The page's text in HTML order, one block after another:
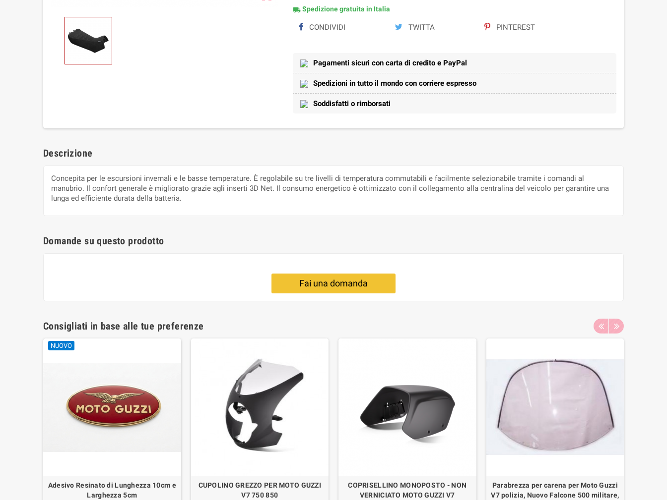
local_shippingSpedizione gratuita in Italia
CONDIVIDI TWITTA PINTEREST
Pagamenti sicuri con carta di credito e PayPal
Spedizioni in tutto il mondo con corriere espresso
Soddisfatti o rimborsati
Descrizione
Concepita per le escursioni invernali e le basse temperature. È regolabile su tre livelli di temperatura commutabili e facilmente selezionabile tramite i comandi al
manubrio. Il confort generale è migliorato grazie agli inserti 3D Net. Il consumo energetico è ottimizzato con il collegamento alla centralina del veicolo per garantire una
lunga ed efficiente durata della batteria.
Domande su questo prodotto
Fai una domanda
Consigliati in base alle tue preferenze
NUOVO
Adesivo Resinato di Lunghezza 10cm e
Larghezza 5cm
CUPOLINO GREZZO PER MOTO GUZZI
V7 750 850
COPRISELLINO MONOPOSTO - NON
VERNICIATO MOTO GUZZI V7
Parabrezza per carena per Moto Guzzi
V7 polizia, Nuovo Falcone 500 militare,